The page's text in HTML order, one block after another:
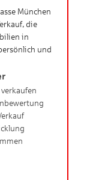
München
die
in
und